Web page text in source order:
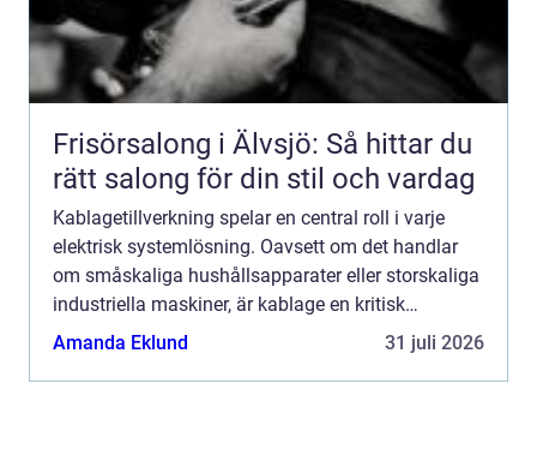
Frisörsalong i Älvsjö: Så hittar du
rätt salong för din stil och vardag
Kablagetillverkning spelar en central roll i varje
elektrisk systemlösning. Oavsett om det handlar
om småskaliga hushållsapparater eller storskaliga
industriella maskiner, är kablage en kritisk
komponent som säkerställ...
Amanda Eklund 31 juli 2026